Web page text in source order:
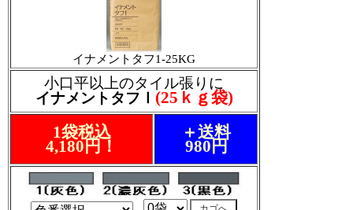
イナメントタフ1-25KG
小口平以上のタイル張りに
イナメントタフⅠ (25ｋｇ袋)
1袋税込
4,180円！
＋送料
980円